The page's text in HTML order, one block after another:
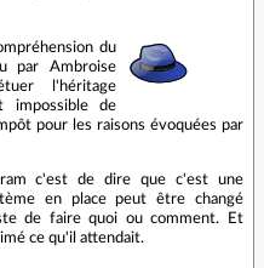
du
par Ambroise
l'héritage
impossible de
pour les raisons évoquées par
c'est de dire que c'est une
en place peut être changé
de faire quoi ou comment. Et
ce qu'il attendait.